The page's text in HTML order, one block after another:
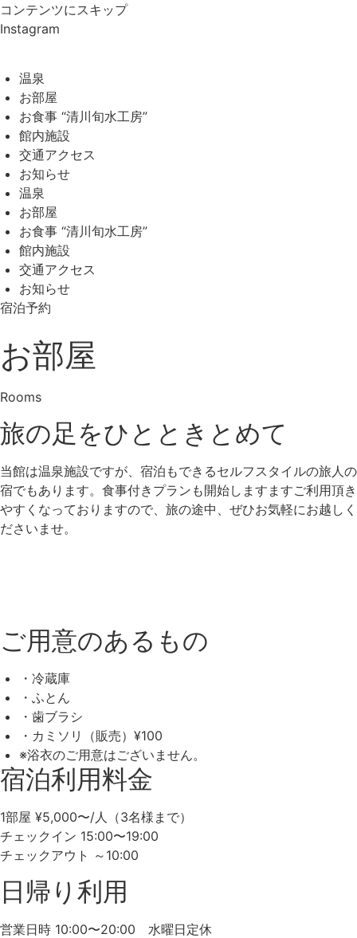
コンテンツにスキップ
Instagram
温泉
お部屋
お食事 “清川旬水工房”
館内施設
交通アクセス
お知らせ
温泉
お部屋
お食事 “清川旬水工房”
館内施設
交通アクセス
お知らせ
宿泊予約
お部屋
Rooms
旅の足をひとときとめて
当館は温泉施設ですが、宿泊もできるセルフスタイルの旅人の
宿でもあります。食事付きプランも開始しますますご利用頂き
やすくなっておりますので、旅の途中、ぜひお気軽にお越しく
ださいませ。
ご用意のあるもの
・冷蔵庫
・ふとん
・歯ブラシ
・カミソリ（販売）¥100
※浴衣のご用意はございません。
宿泊利用料金
1部屋 ¥5,000〜/人（3名様まで）
チェックイン 15:00〜19:00
チェックアウト ～10:00
日帰り利用
営業日時 10:00〜20:00 水曜日定休